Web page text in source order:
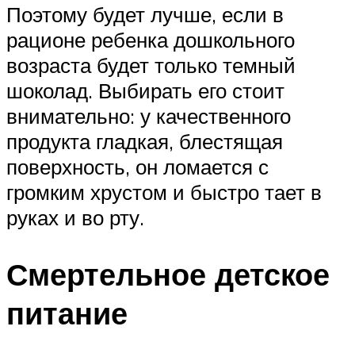
Поэтому будет лучше, если в
рационе ребенка дошкольного
возраста будет только темный
шоколад. Выбирать его стоит
внимательно: у качественного
продукта гладкая, блестящая
поверхность, он ломается с
громким хрустом и быстро тает в
руках и во рту.
Смертельное детское
питание